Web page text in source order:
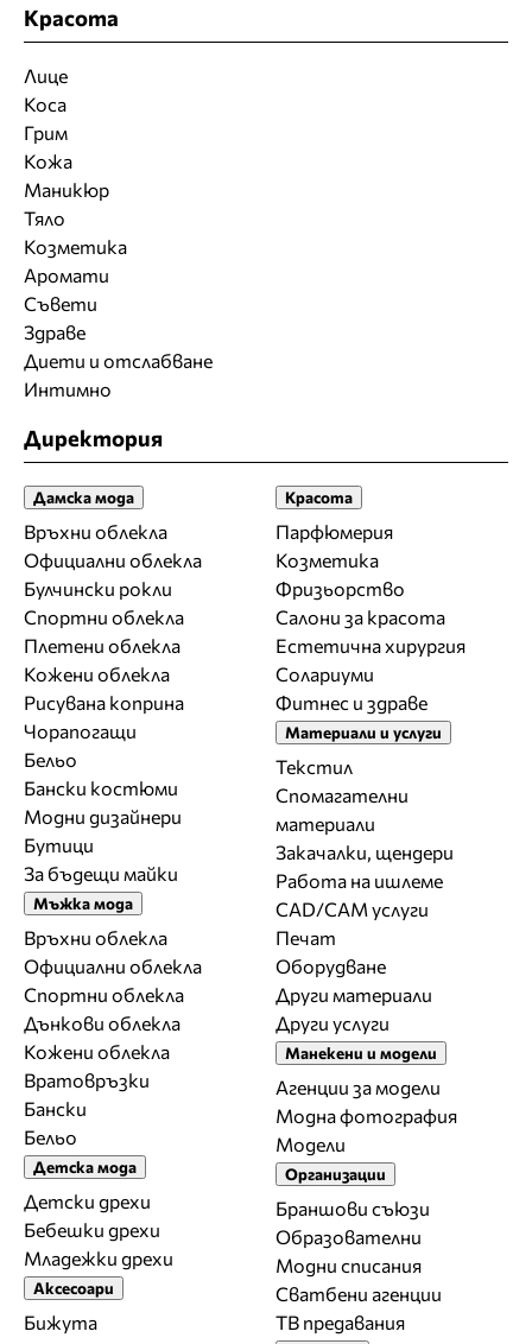
Красота
Лице
Коса
Грим
Кожа
Маникюр
Тяло
Козметика
Аромати
Съвети
Здраве
Диети и отслабване
Интимно
Директория
Дамска мода
Връхни облекла
Официални облекла
Булчински рокли
Спортни облекла
Плетени облекла
Кожени облекла
Рисувана коприна
Чорапогащи
Бельо
Бански костюми
Модни дизайнери
Бутици
За бъдещи майки
Мъжка мода
Връхни облекла
Официални облекла
Спортни облекла
Дънкови облекла
Кожени облекла
Вратовръзки
Бански
Бельо
Детска мода
Детски дрехи
Бебешки дрехи
Младежки дрехи
Аксесоари
Бижута
Красота
Парфюмерия
Козметика
Фризьорство
Салони за красота
Естетична хирургия
Солариуми
Фитнес и здраве
Материали и услуги
Текстил
Спомагателни
материали
Закачалки, щендери
Работа на ишлеме
CAD/CAM услуги
Печат
Оборудване
Други материали
Други услуги
Манекени и модели
Агенции за модели
Модна фотография
Модели
Организации
Браншови съюзи
Образователни
Модни списания
Сватбени агенции
ТВ предавания